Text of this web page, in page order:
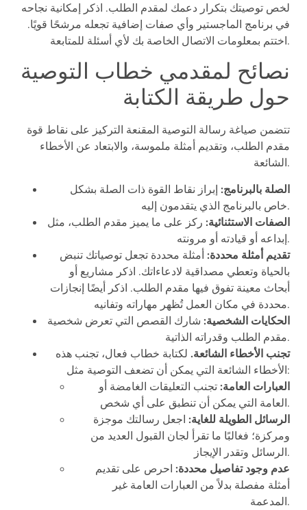
لخص توصيتك بتكرار دعمك لمقدم الطلب. اذكر إمكانية نجاحه
في برنامج الماجستير وأي صفات إضافية تجعله مرشحًا قويًا.
اختتم بمعلومات الاتصال الخاصة بك لأي أسئلة للمتابعة.
نصائح لمقدمي خطاب التوصية
حول طريقة الكتابة
تتضمن صياغة رسالة التوصية المقنعة التركيز على نقاط قوة
مقدم الطلب، وتقديم أمثلة ملموسة، والابتعاد عن الأخطاء
الشائعة.
الصلة بالبرنامج:إبراز نقاط القوة ذات الصلة بشكل
خاص بالبرنامج الذي يتقدمون إليه.
الصفات الاستثنائية: ركز على ما يميز مقدم الطلب، مثل
إبداعه أو قيادته أو مرونته.
تقديم أمثلة محددة: أمثلة محددة تجعل توصياتك تنبض
بالحياة وتعطي مصداقية لادعاءاتك. اذكر مشاريع أو
أبحاث معينة تفوق فيها مقدم الطلب. اذكر أيضًا إنجازات
محددة في مكان العمل تُظهر مهاراته وتفانيه.
الحكايات الشخصية: شارك القصص التي تعرض شخصية
مقدم الطلب وقدراته الذاتية.
تجنب الأخطاء الشائعة. لكتابة خطاب فعال، تجنب هذه
الأخطاء الشائعة التي يمكن أن تضعف التوصية مثل:
العبارات العامة:تجنب التعليقات الغامضة أو
العامة التي يمكن أن تنطبق على أي شخص.
الرسائل الطويلة للغاية: اجعل رسالتك موجزة
ومركزة؛ فغالبًا ما تقرأ لجان القبول العديد من
الرسائل وتقدر الإيجاز.
عدم وجود تفاصيل محددة: احرص على تقديم
أمثلة مفصلة بدلاً من العبارات العامة غير
المدعمة.